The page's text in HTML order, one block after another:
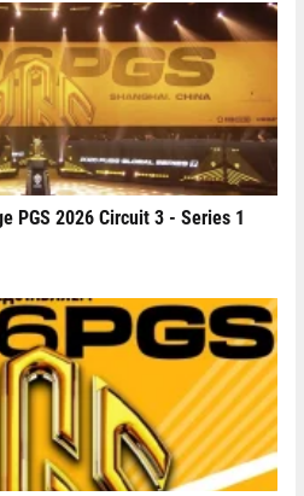
PGS 2026 Circuit 3 - Series 1